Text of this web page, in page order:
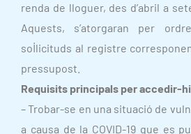
renda de lloguer, des d’abril a
Aquests, s’atorgaran per
sol·licituds al registre
pressupost.
Requisits principals per accedir-
– Trobar-se en una situació de
a causa de la COVID-19 que es